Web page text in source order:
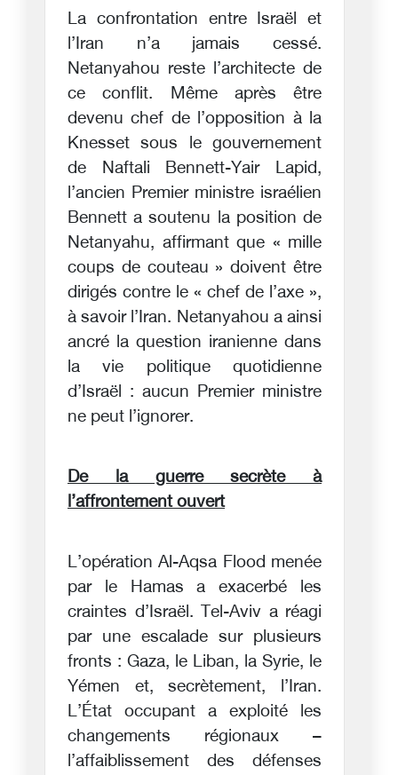
La confrontation entre Israël et
l’Iran n’a jamais cessé.
Netanyahou reste l’architecte de
ce conflit. Même après être
devenu chef de l’opposition à la
Knesset sous le gouvernement
de Naftali Bennett-Yair Lapid,
l’ancien Premier ministre israélien
Bennett a soutenu la position de
Netanyahu, affirmant que « mille
coups de couteau » doivent être
dirigés contre le « chef de l’axe »,
à savoir l’Iran. Netanyahou a ainsi
ancré la question iranienne dans
la vie politique quotidienne
d’Israël : aucun Premier ministre
ne peut l’ignorer.
De la guerre secrète à
l’affrontement ouvert
L’opération Al-Aqsa Flood menée
par le Hamas a exacerbé les
craintes d’Israël. Tel-Aviv a réagi
par une escalade sur plusieurs
fronts : Gaza, le Liban, la Syrie, le
Yémen et, secrètement, l’Iran.
L’État occupant a exploité les
changements régionaux –
l’affaiblissement des défenses